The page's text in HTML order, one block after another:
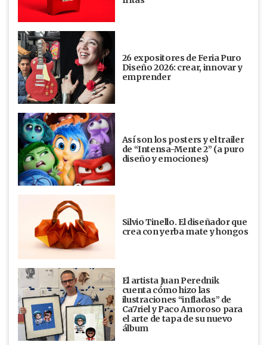
26 expositores de Feria Puro
Diseño 2026: crear, innovar y
emprender
Así son los posters y el trailer
de “Intensa-Mente 2” (a puro
diseño y emociones)
Silvio Tinello. El diseñador que
crea con yerba mate y hongos
El artista Juan Perednik
cuenta cómo hizo las
ilustraciones “infladas” de
Ca7riel y Paco Amoroso para
el arte de tapa de su nuevo
álbum